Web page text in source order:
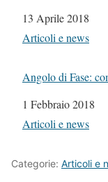
Data
13 Aprile 2018
In relazione a
Articoli e news
Angolo di Fase:
Data
1 Febbraio 2018
In relazione a
Articoli e news
Categorie: Articoli e